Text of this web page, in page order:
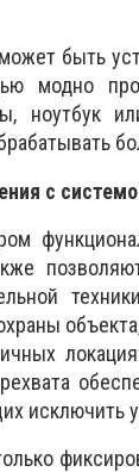
может быть
модно
ноутбук
с
исключить